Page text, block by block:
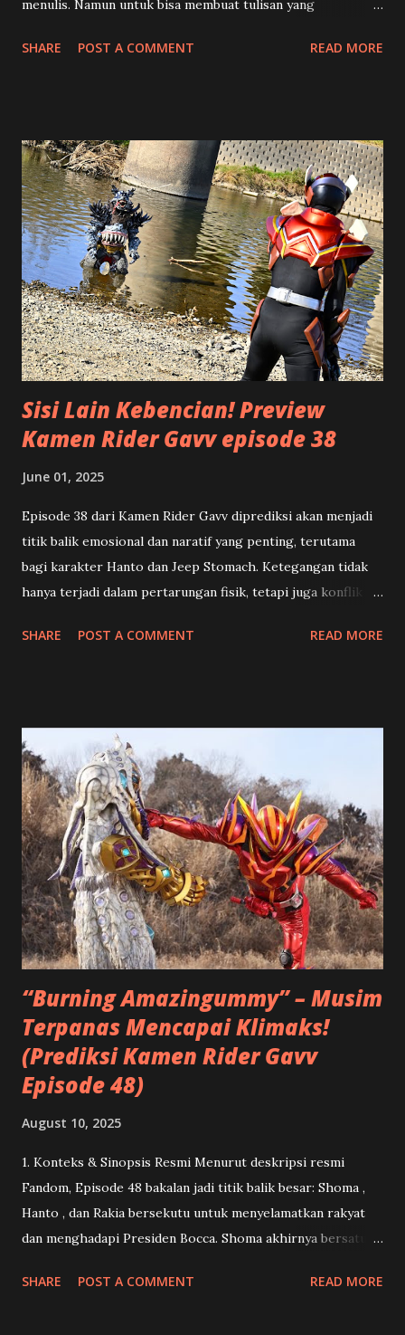
menulis. Namun untuk bisa membuat tulisan yang
teknik khusus. Dalam dunia kewartaan teknik tersebut
bangunan antik dari negeri Mesir, tetapi istilah ini untuk
menggambarkan bagaimana cara kita menulis. Kalau Anda
melihat piramida, bentuknya mirip dengan segitiga. Bagian
atasnya adalah puncak, makin ke bawah makin lebar. Namun
kalau piramida atau segitiga ini posisinya kita balik, terlihat
bahwa bagian paling atas yang lebar atau luas, terus
mengecil ke bawah menjadi titik runcing. Serupa dengan
bentuk segitiga terbalik tersebut, suatu artikel akan lebih
terstruktur apabila di bagian awal atau ...
SHARE POST A COMMENT READ MORE
Sisi Lain Kebencian! Preview
Kamen Rider Gavv episode 38
June 01, 2025
Episode 38 dari Kamen Rider Gavv diprediksi akan menjadi
titik balik emosional dan naratif yang penting, terutama
bagi karakter Hanto dan Jeep Stomach. Ketegangan tidak
hanya terjadi dalam pertarungan fisik, tetapi juga konflik
karakter utama. 🍡 Toko Manisan dan Kenangan Pahit
Tampaknya ini akan menjadi selingan ringan dari konflik
besar, namun justru menjadi awal dari konfrontasi
emosional yang mendalam. Di toko tersebut, mereka
bertemu Kenji (Yoshioka Mutsuo), seorang pengrajin
wagashi berbakat… yang ternyata adalah Granute ,
antagonis yang selama ini diburu Hanto karena menculik
ibunya. Hanto (Hino Yusuke) yang selama ini menghidupi
dirinya dengan semangat balas dendam mendadak goyah,
apalagi ketika melihat Kenji mendapat tempat sebagai
sosok ayah kedua...
SHARE POST A COMMENT READ MORE
“Burning Amazingummy” – Musim
Terpanas Mencapai Klimaks!
(Prediksi Kamen Rider Gavv
Episode 48)
August 10, 2025
1. Konteks & Sinopsis Resmi Menurut deskripsi resmi
Fandom, Episode 48 bakalan jadi titik balik besar: Shoma ,
Hanto , dan Rakia bersekutu untuk menyelamatkan rakyat
dan menghadapi Presiden Bocca. Shoma akhirnya bersatu
momen debut Gavv Amazingummy Form serta penampilan
SHARE POST A COMMENT READ MORE